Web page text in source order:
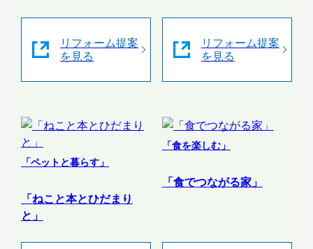
リフォーム提案
を見る
リフォーム提案
を見る
「ペットと暮らす」
「ねこと本とひだまり
と」
「食を楽しむ」
「食でつながる家」